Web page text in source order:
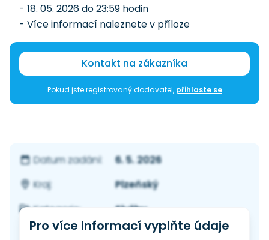
- 18. 05. 2026 do 23:59 hodin
- Více informací naleznete v příloze
Kontakt na zákazníka
Pokud jste registrovaný dodavatel, přihlaste se
Datum zadání:
6. 5. 2026
Kraj:
Plzeňský
Kategorie:
Služby
Pro více informací vyplňte údaje